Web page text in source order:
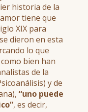
historia de la
tiene que
XIX para
dieron en esta
lo que
bien han
de la
y de
“uno puede
, es decir,